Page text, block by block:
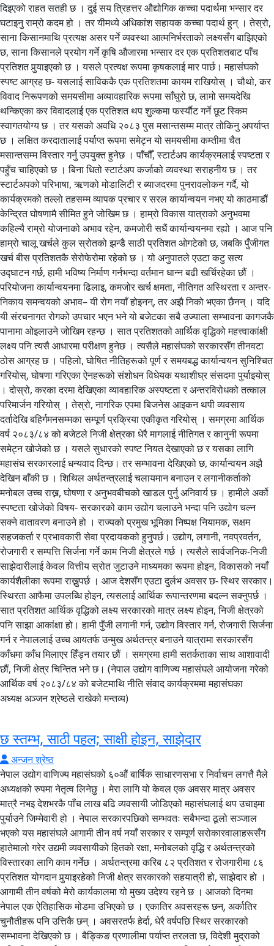
छ स्तम्भ, साठी पहल; साक्षी होइन, साझेदार
अन्जन श्रेष्ठ
नेपाल उद्योग वाणिज्य महासंघको ६०औं बार्षिक साधारणसभा र निर्वाचन लगत्तै मैले
अध्यक्षको रुपमा नेतृत्व लिनेछु । मेरा लागि यो केवल एक अवसर मात्र अवसर
मात्रै नभइ देशभरकै पाँच लाख बढि व्यवसायी जोडिएको महासंघलाई थप उचाइमा
पुर्याउने जिम्मेवारी हो । नेपाल सरकारपछिको सम्भवतः सबैभन्दा ठूलो सञ्जाल
भएको यस महासंघले आगामी तीन वर्ष नयाँ सरकार र सम्पूर्ण सरोकारवालाहरूसँग
हातेमालो गरेर उद्यमी व्यवसायीको हितको रक्षा, मनोबलको वृद्धि र अर्थतन्त्रको
विस्तारका लागि काम गर्नेछ । अर्थतन्त्रमा करिब ८२ प्रतिशत र रोजगारीमा ८६
प्रतिशत योगदान पुर्‍याइरहेको निजी क्षेत्र सरकारको सहयात्री हो, साझेदार हो ।
आगामी तीन वर्षको मेरो कार्यकालमा यो मुख्य उदेश्य रहने छ । आजको दिनमा
नेपाल एक ऐतिहासिक मोडमा उभिएको छ । एकातिर अवसरहरू छन्, अर्कातिर
चुनौतीहरू पनि उत्तिकै छन् । अवसरतर्फ हेर्दा, धेरै वर्षपछि स्थिर सरकारको
सम्भावना देखिएको छ । बैङ्किङ प्रणालीमा पर्याप्त तरलता छ, विदेशी मुद्राको